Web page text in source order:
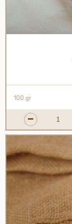
100 gr